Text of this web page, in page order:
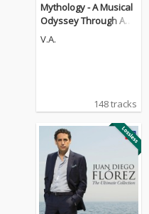
Mythology - A Musical
Odyssey Through Anci
ent Legends
V.A.
148 tracks